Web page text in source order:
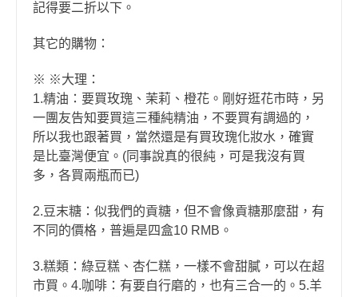
記得要二折以下。
其它的購物：
※ ※大理：
1.精油：要買玫瑰、茉莉、橙花。剛好逛花市時，另
一團友告知要買這三種純精油，不要買有調過的，
所以我也跟著買，當然還是有買玫瑰化妝水，確實
是比臺灣便宜。(同事說真的很純，可是我沒有買
多，各買兩瓶而已)
2.豆末糖：似我們的貢糖，但不會像貢糖那麼甜，有
不同的價格，普遍是四盒10 RMB。
3.糕類：綠豆糕、杏仁糕，一樣不會甜膩，可以在超
市買。4.咖啡：有要自行磨的，也有三合一的。5.羊